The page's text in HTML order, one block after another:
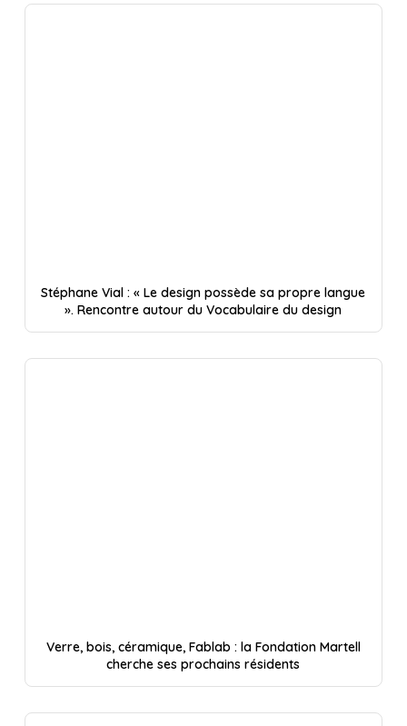
Stéphane Vial : « Le design possède sa propre langue
». Rencontre autour du Vocabulaire du design
Verre, bois, céramique, Fablab : la Fondation Martell
cherche ses prochains résidents